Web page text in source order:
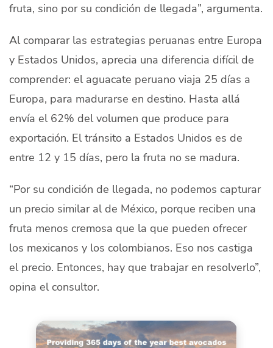
fruta, sino por su condición de llegada”, argumenta.
Al comparar las estrategias peruanas entre Europa
y Estados Unidos, aprecia una diferencia difícil de
comprender: el aguacate peruano viaja 25 días a
Europa, para madurarse en destino. Hasta allá
envía el 62% del volumen que produce para
exportación. El tránsito a Estados Unidos es de
entre 12 y 15 días, pero la fruta no se madura.
“Por su condición de llegada, no podemos capturar
un precio similar al de México, porque reciben una
fruta menos cremosa que la que pueden ofrecer
los mexicanos y los colombianos. Eso nos castiga
el precio. Entonces, hay que trabajar en resolverlo”,
opina el consultor.